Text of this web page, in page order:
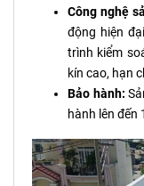
Công nghệ
động hiện
trình kiểm
kín cao, hạn
Bảo hành:
hành lên đến